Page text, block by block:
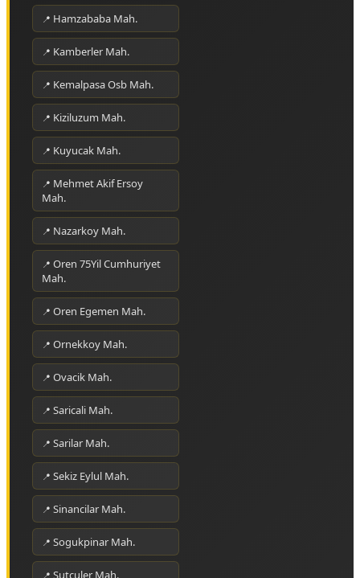
Hamzababa Mah.
Kamberler Mah.
Kemalpasa Osb Mah.
Kiziluzum Mah.
Kuyucak Mah.
Mehmet Akif Ersoy
Mah.
Nazarkoy Mah.
Oren 75Yil Cumhuriyet
Mah.
Oren Egemen Mah.
Ornekkoy Mah.
Ovacik Mah.
Saricali Mah.
Sarilar Mah.
Sekiz Eylul Mah.
Sinancilar Mah.
Sogukpinar Mah.
Sutculer Mah.